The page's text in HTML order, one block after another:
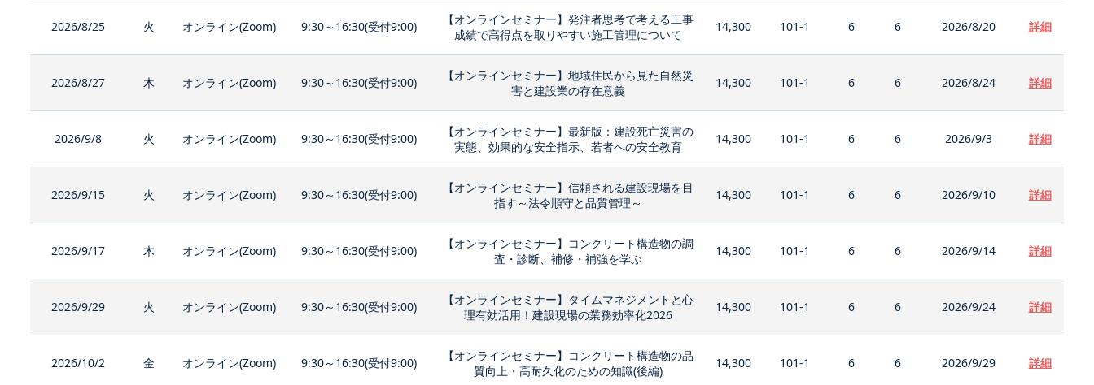
2026/8/25 火 オンライン(Zoom) 9:30～16:30(受付9:00)
【オンラインセミナー】発注者思考で考える工事
成績で高得点を取りやすい施工管理について
14,300 101-1 6 6 2026/8/20 詳細
2026/8/27 木 オンライン(Zoom) 9:30～16:30(受付9:00)
【オンラインセミナー】地域住民から見た自然災
害と建設業の存在意義
14,300 101-1 6 6 2026/8/24 詳細
2026/9/8 火 オンライン(Zoom) 9:30～16:30(受付9:00)
【オンラインセミナー】最新版：建設死亡災害の
実態、効果的な安全指示、若者への安全教育
14,300 101-1 6 6 2026/9/3 詳細
2026/9/15 火 オンライン(Zoom) 9:30～16:30(受付9:00)
【オンラインセミナー】信頼される建設現場を目
指す～法令順守と品質管理～
14,300 101-1 6 6 2026/9/10 詳細
2026/9/17 木 オンライン(Zoom) 9:30～16:30(受付9:00)
【オンラインセミナー】コンクリート構造物の調
査・診断、補修・補強を学ぶ
14,300 101-1 6 6 2026/9/14 詳細
2026/9/29 火 オンライン(Zoom) 9:30～16:30(受付9:00)
【オンラインセミナー】タイムマネジメントと心
理有効活用！建設現場の業務効率化2026
14,300 101-1 6 6 2026/9/24 詳細
2026/10/2 金 オンライン(Zoom) 9:30～16:30(受付9:00)
【オンラインセミナー】コンクリート構造物の品
質向上・高耐久化のための知識(後編)
14,300 101-1 6 6 2026/9/29 詳細